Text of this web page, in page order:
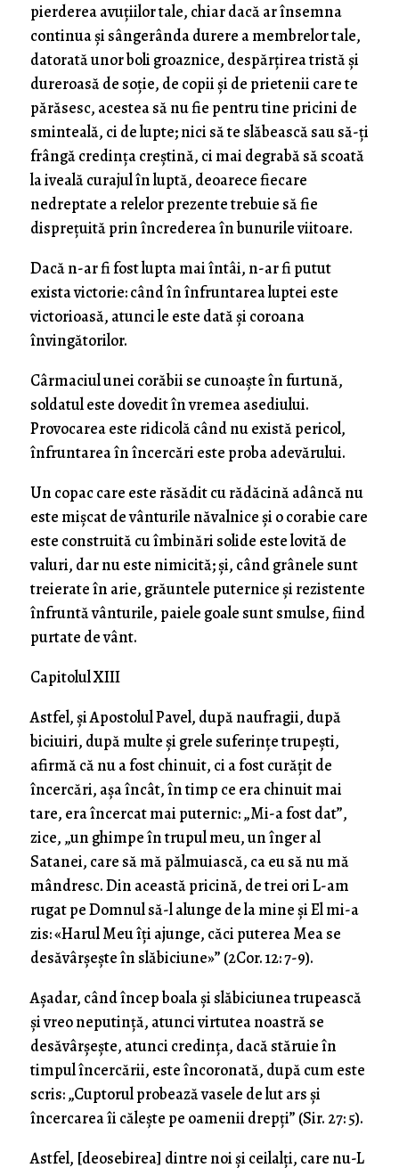
pierderea avuţiilor tale, chiar dacă ar însemna
continua şi sângerânda durere a membrelor tale,
datorată unor boli groaznice, despărţirea tristă şi
dureroasă de soţie, de copii şi de prietenii care te
părăsesc, acestea să nu fie pentru tine pricini de
sminteală, ci de lupte; nici să te slăbească sau să-ţi
frângă credinţa creştină, ci mai degrabă să scoată
la iveală curajul în luptă, deoarece fiecare
nedreptate a relelor prezente trebuie să fie
dispreţuită prin încrederea în bunurile viitoare.
Dacă n-ar fi fost lupta mai întâi, n-ar fi putut
exista victorie: când în înfruntarea luptei este
victorioasă, atunci le este dată şi coroana
învingătorilor.
Cârmaciul unei corăbii se cunoaşte în furtună,
soldatul este dovedit în vremea asediului.
Provocarea este ridicolă când nu există pericol,
înfruntarea în încercări este proba adevărului.
Un copac care este răsădit cu rădăcină adâncă nu
este mişcat de vânturile năvalnice şi o corabie care
este construită cu îmbinări solide este lovită de
valuri, dar nu este nimicită; şi, când grânele sunt
treierate în arie, grăuntele puternice şi rezistente
înfruntă vânturile, paiele goale sunt smulse, fiind
purtate de vânt.
Capitolul XIII
Astfel, şi Apostolul Pavel, după naufragii, după
biciuiri, după multe şi grele suferinţe trupeşti,
afirmă că nu a fost chinuit, ci a fost curăţit de
încercări, aşa încât, în timp ce era chinuit mai
tare, era încercat mai puternic: „Mi-a fost dat”,
zice, „un ghimpe în trupul meu, un înger al
Satanei, care să mă pălmuiască, ca eu să nu mă
mândresc. Din această pricină, de trei ori L-am
rugat pe Domnul să-l alunge de la mine şi El mi-a
zis: «Harul Meu îţi ajunge, căci puterea Mea se
desăvârşeşte în slăbiciune»” (2Cor. 12: 7-9).
Aşadar, când încep boala şi slăbiciunea trupească
şi vreo neputinţă, atunci virtutea noastră se
desăvârşeşte, atunci credinţa, dacă stăruie în
timpul încercării, este încoronată, după cum este
scris: „Cuptorul probează vasele de lut ars şi
încercarea îi căleşte pe oamenii drepţi” (Sir. 27: 5).
Astfel, [deosebirea] dintre noi şi ceilalţi, care nu-L